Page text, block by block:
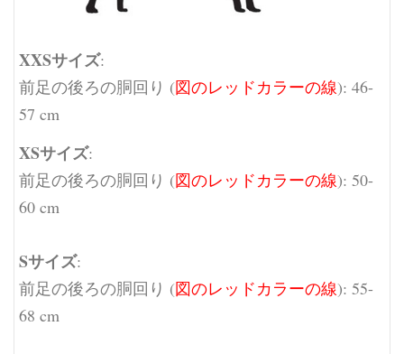
XXSサイズ:
前足の後ろの胴回り (図のレッドカラーの線): 46-
57 cm
XSサイズ:
前足の後ろの胴回り (図のレッドカラーの線): 50-
60 cm
Sサイズ:
前足の後ろの胴回り (図のレッドカラーの線): 55-
68 cm